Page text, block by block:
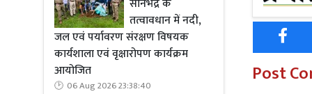
सोनभद्र के
तत्वावधान में नदी,
जल एवं पर्यावरण संरक्षण विषयक
कार्यशाला एवं वृक्षारोपण कार्यक्रम
आयोजित
06 Aug 2026 23:38:40
बाद में देने
विदित हो
पुत्र शंकर
Post